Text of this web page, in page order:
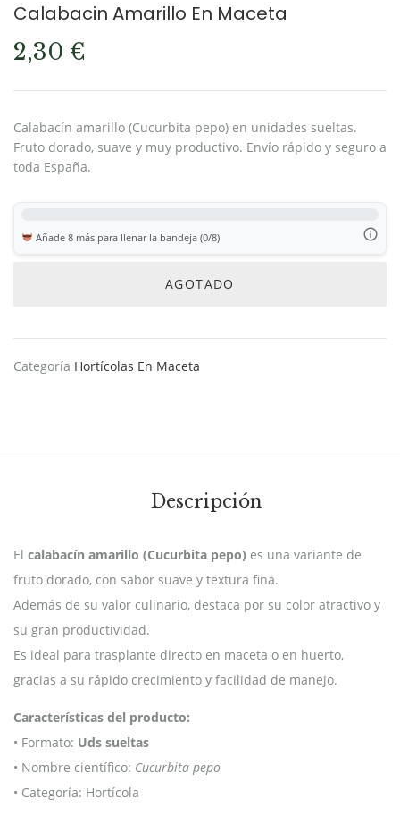
Calabacin Amarillo En Maceta
2,30 €
Calabacín amarillo (Cucurbita pepo) en unidades sueltas.
Fruto dorado, suave y muy productivo. Envío rápido y seguro a
toda España.
Añade 8 más para llenar la bandeja (0/8)
AGOTADO
Categoría Hortícolas En Maceta
Descripción
El calabacín amarillo (Cucurbita pepo) es una variante de
fruto dorado, con sabor suave y textura fina.
Además de su valor culinario, destaca por su color atractivo y
su gran productividad.
Es ideal para trasplante directo en maceta o en huerto,
gracias a su rápido crecimiento y facilidad de manejo.
Características del producto:
• Formato: Uds sueltas
• Nombre científico: Cucurbita pepo
• Categoría: Hortícola